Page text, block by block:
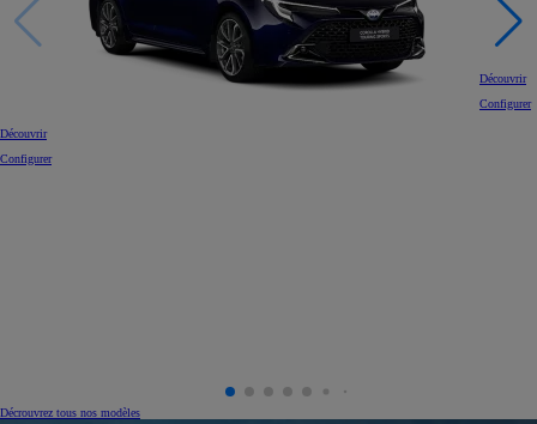
Découvrir
Configurer
Découvrir
Configurer
Décrouvrez tous nos modèles